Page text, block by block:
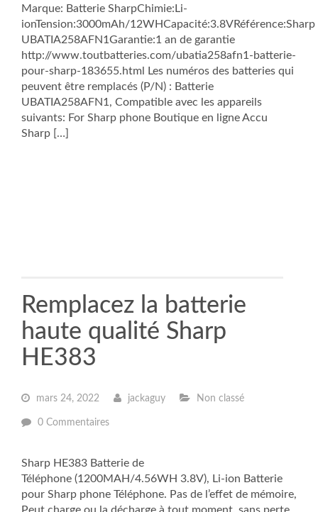
Marque: Batterie SharpChimie:Li-
ionTension:3000mAh/12WHCapacité:3.8VRéférence:Sharp
UBATIA258AFN1Garantie:1 an de garantie
http://www.toutbatteries.com/ubatia258afn1-batterie-
pour-sharp-183655.html Les numéros des batteries qui
peuvent être remplacés (P/N) : Batterie
UBATIA258AFN1, Compatible avec les appareils
suivants: For Sharp phone Boutique en ligne Accu
Sharp […]
Remplacez la batterie
haute qualité Sharp
HE383
mars 24, 2022 jackaguy Non classé
0 Commentaires
Sharp HE383 Batterie de
Téléphone (1200MAH/4.56WH 3.8V), Li-ion Batterie
pour Sharp phone Téléphone. Pas de l’effet de mémoire,